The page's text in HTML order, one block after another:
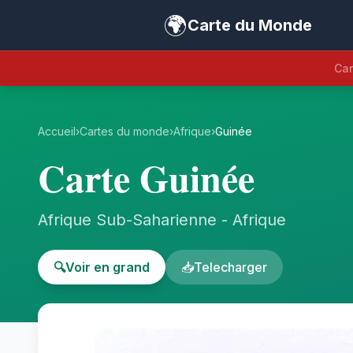
🌍Carte du Monde
Accueil›Cartes du monde›Afrique›Guinée
Carte Guinée
Afrique Sub-Saharienne - Afrique
🔍Voir en grand 📥Telecharger